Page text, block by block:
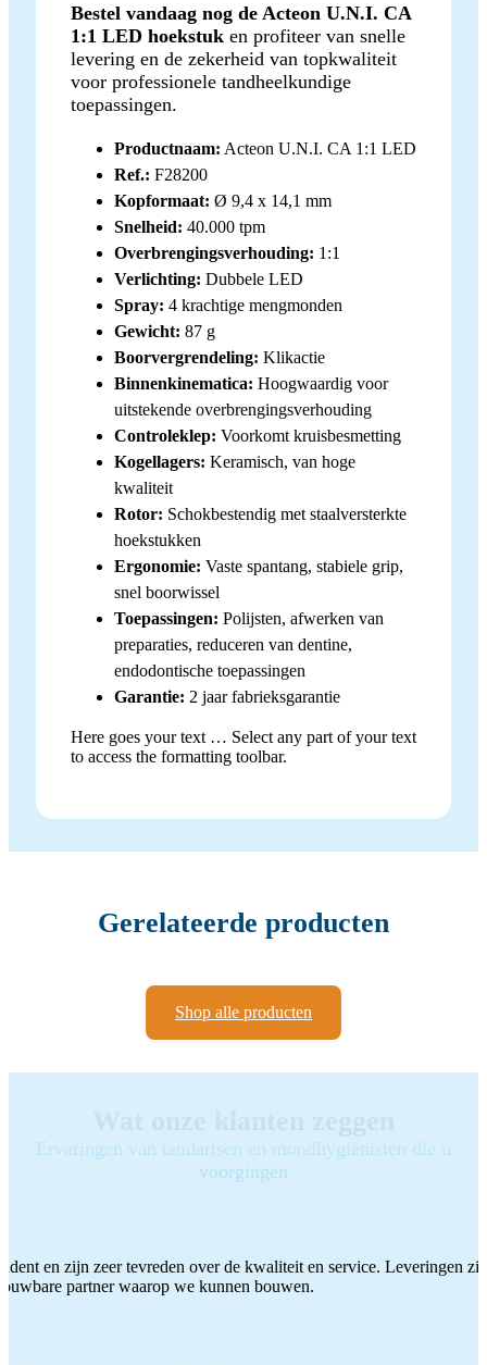
Bestel vandaag nog de Acteon U.N.I. CA
1:1 LED hoekstuk en profiteer van snelle
levering en de zekerheid van topkwaliteit
voor professionele tandheelkundige
toepassingen.
Productnaam: Acteon U.N.I. CA 1:1 LED
Ref.: F28200
Kopformaat: Ø 9,4 x 14,1 mm
Snelheid: 40.000 tpm
Overbrengingsverhouding: 1:1
Verlichting: Dubbele LED
Spray: 4 krachtige mengmonden
Gewicht: 87 g
Boorvergrendeling: Klikactie
Binnenkinematica: Hoogwaardig voor
uitstekende overbrengingsverhouding
Controleklep: Voorkomt kruisbesmetting
Kogellagers: Keramisch, van hoge
kwaliteit
Rotor: Schokbestendig met staalversterkte
hoekstukken
Ergonomie: Vaste spantang, stabiele grip,
snel boorwissel
Toepassingen: Polijsten, afwerken van
preparaties, reduceren van dentine,
endodontische toepassingen
Garantie: 2 jaar fabrieksgarantie
Here goes your text … Select any part of your text
to access the formatting toolbar.
Gerelateerde producten
Shop alle producten
Ervaringen van tandartsen en mondhygiënisten die u
voorgingen
en zijn zeer tevreden over de kwaliteit en service. Leveringen
partner waarop we kunnen bouwen.